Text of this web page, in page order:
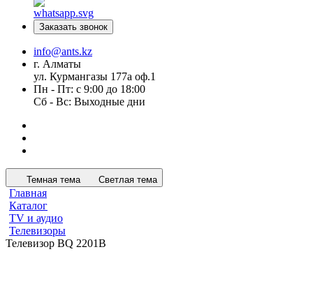
Заказать звонок
info@ants.kz
г. Алматы
ул. Курмангазы 177а оф.1
Пн - Пт: с 9:00 до 18:00
Сб - Вс: Выходные дни
Темная тема Светлая тема
Главная
Каталог
TV и аудио
Телевизоры
Телевизор BQ 2201B